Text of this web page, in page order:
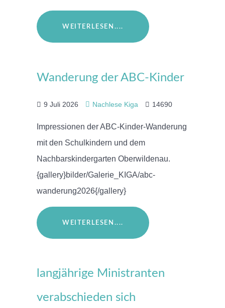
WEITERLESEN....
Wanderung der ABC-Kinder
9 Juli 2026 Nachlese Kiga 14690
Impressionen der ABC-Kinder-Wanderung
mit den Schulkindern und dem
Nachbarskindergarten Oberwildenau.
{gallery}bilder/Galerie_KIGA/abc-
wanderung2026{/gallery}
WEITERLESEN....
langjährige Ministranten
verabschieden sich